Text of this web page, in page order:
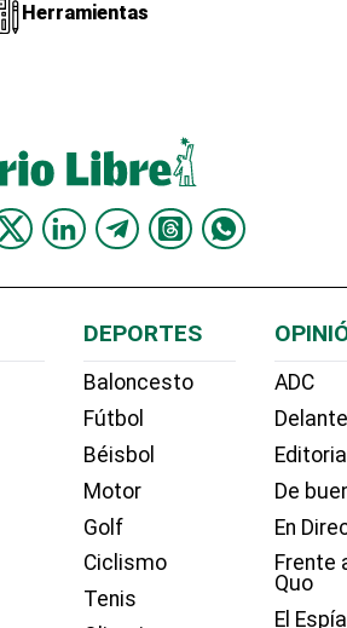
Herramientas
DEPORTES
Baloncesto
Fútbol
Béisbol
Motor
Golf
Ciclismo
Tenis
ADC
Editorial
De
En
Frente
Quo
El Espía